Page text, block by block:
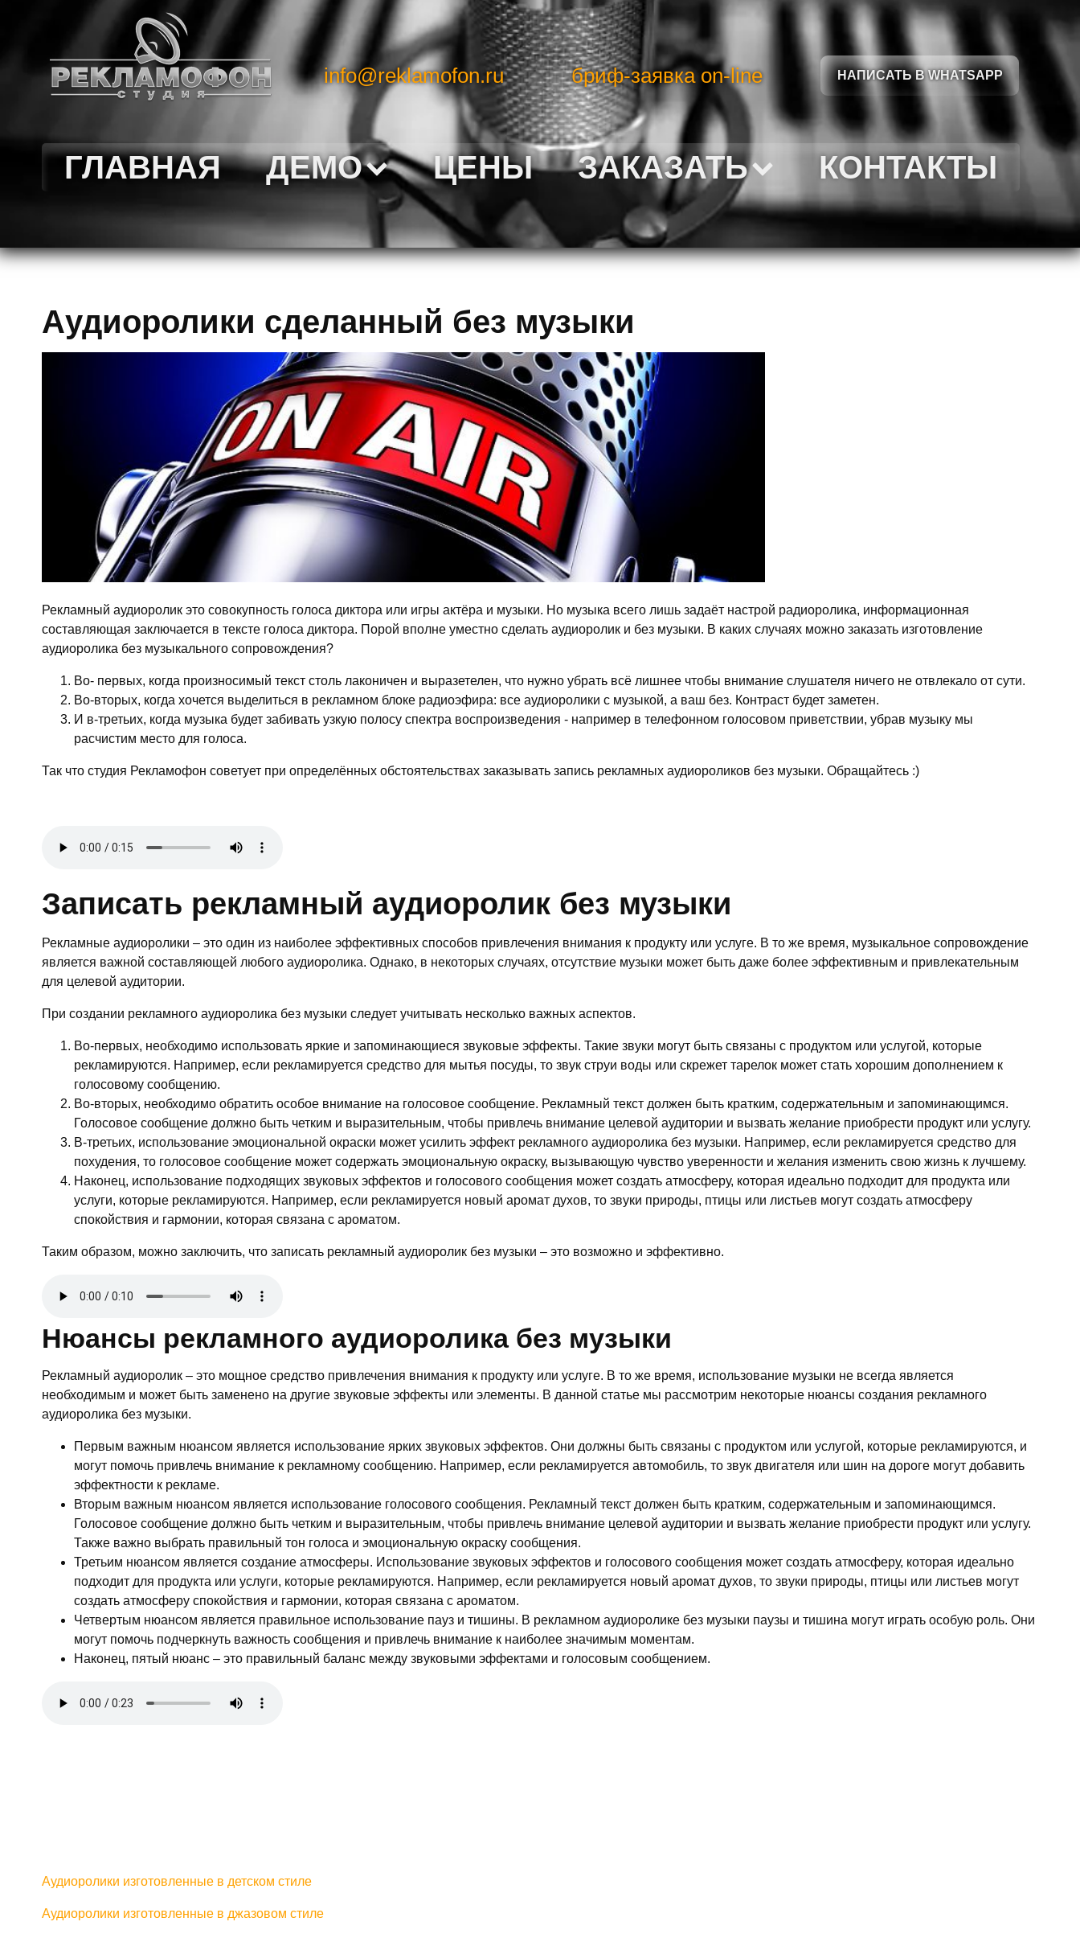
info@reklamofon.ru бриф-заявка on-line НАПИСАТЬ В WHATSAPP
ГЛАВНАЯ ДЕМО ЦЕНЫ ЗАКАЗАТЬ КОНТАКТЫ
Аудиоролики сделанный без музыки
Рекламный аудиоролик это совокупность голоса диктора или игры актёра и музыки. Но музыка всего лишь задаёт настрой радиоролика, информационная
составляющая заключается в тексте голоса диктора. Порой вполне уместно сделать аудиоролик и без музыки. В каких случаях можно заказать изготовление
аудиоролика без музыкального сопровождения?
Во- первых, когда произносимый текст столь лаконичен и выразетелен, что нужно убрать всё лишнее чтобы внимание слушателя ничего не отвлекало от сути.
Во-вторых, когда хочется выделиться в рекламном блоке радиоэфира: все аудиоролики с музыкой, а ваш без. Контраст будет заметен.
И в-третьих, когда музыка будет забивать узкую полосу спектра воспроизведения - например в телефонном голосовом приветствии, убрав музыку мы
расчистим место для голоса.
Так что студия Рекламофон советует при определённых обстоятельствах заказывать запись рекламных аудиороликов без музыки. Обращайтесь :)
Записать рекламный аудиоролик без музыки
Рекламные аудиоролики – это один из наиболее эффективных способов привлечения внимания к продукту или услуге. В то же время, музыкальное сопровождение
является важной составляющей любого аудиоролика. Однако, в некоторых случаях, отсутствие музыки может быть даже более эффективным и привлекательным
для целевой аудитории.
При создании рекламного аудиоролика без музыки следует учитывать несколько важных аспектов.
Во-первых, необходимо использовать яркие и запоминающиеся звуковые эффекты. Такие звуки могут быть связаны с продуктом или услугой, которые
рекламируются. Например, если рекламируется средство для мытья посуды, то звук струи воды или скрежет тарелок может стать хорошим дополнением к
голосовому сообщению.
Во-вторых, необходимо обратить особое внимание на голосовое сообщение. Рекламный текст должен быть кратким, содержательным и запоминающимся.
Голосовое сообщение должно быть четким и выразительным, чтобы привлечь внимание целевой аудитории и вызвать желание приобрести продукт или услугу.
В-третьих, использование эмоциональной окраски может усилить эффект рекламного аудиоролика без музыки. Например, если рекламируется средство для
похудения, то голосовое сообщение может содержать эмоциональную окраску, вызывающую чувство уверенности и желания изменить свою жизнь к лучшему.
Наконец, использование подходящих звуковых эффектов и голосового сообщения может создать атмосферу, которая идеально подходит для продукта или
услуги, которые рекламируются. Например, если рекламируется новый аромат духов, то звуки природы, птицы или листьев могут создать атмосферу
спокойствия и гармонии, которая связана с ароматом.
Таким образом, можно заключить, что записать рекламный аудиоролик без музыки – это возможно и эффективно.
Нюансы рекламного аудиоролика без музыки
Рекламный аудиоролик – это мощное средство привлечения внимания к продукту или услуге. В то же время, использование музыки не всегда является
необходимым и может быть заменено на другие звуковые эффекты или элементы. В данной статье мы рассмотрим некоторые нюансы создания рекламного
аудиоролика без музыки.
Первым важным нюансом является использование ярких звуковых эффектов. Они должны быть связаны с продуктом или услугой, которые рекламируются, и
могут помочь привлечь внимание к рекламному сообщению. Например, если рекламируется автомобиль, то звук двигателя или шин на дороге могут добавить
эффектности к рекламе.
Вторым важным нюансом является использование голосового сообщения. Рекламный текст должен быть кратким, содержательным и запоминающимся.
Голосовое сообщение должно быть четким и выразительным, чтобы привлечь внимание целевой аудитории и вызвать желание приобрести продукт или услугу.
Также важно выбрать правильный тон голоса и эмоциональную окраску сообщения.
Третьим нюансом является создание атмосферы. Использование звуковых эффектов и голосового сообщения может создать атмосферу, которая идеально
подходит для продукта или услуги, которые рекламируются. Например, если рекламируется новый аромат духов, то звуки природы, птицы или листьев могут
создать атмосферу спокойствия и гармонии, которая связана с ароматом.
Четвертым нюансом является правильное использование пауз и тишины. В рекламном аудиоролике без музыки паузы и тишина могут играть особую роль. Они
могут помочь подчеркнуть важность сообщения и привлечь внимание к наиболее значимым моментам.
Наконец, пятый нюанс – это правильный баланс между звуковыми эффектами и голосовым сообщением.
Аудиоролики изготовленные в детском стиле
Аудиоролики изготовленные в джазовом стиле